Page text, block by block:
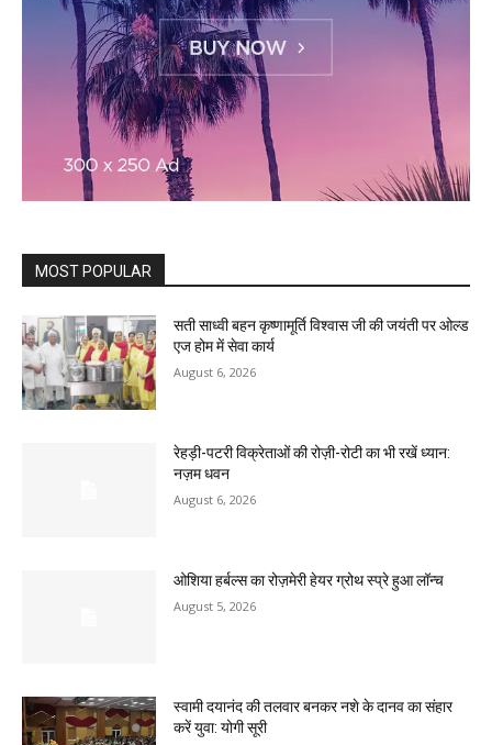
MOST POPULAR
सती साध्वी बहन कृष्णामूर्ति विश्वास जी की जयंती पर ओल्ड
एज होम में सेवा कार्य
August 6, 2026
रेहड़ी-पटरी विक्रेताओं की रोज़ी-रोटी का भी रखें ध्यान:
नज़म धवन
August 6, 2026
ओशिया हर्बल्स का रोज़मेरी हेयर ग्रोथ स्प्रे हुआ लॉन्च
August 5, 2026
स्वामी दयानंद की तलवार बनकर नशे के दानव का संहार
करें युवा: योगी सूरी